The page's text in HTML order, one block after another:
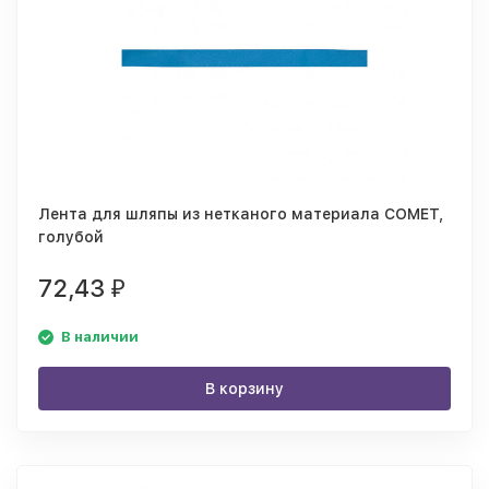
Лента для шляпы из нетканого материала COMET,
голубой
72,43 ₽
В наличии
В корзину